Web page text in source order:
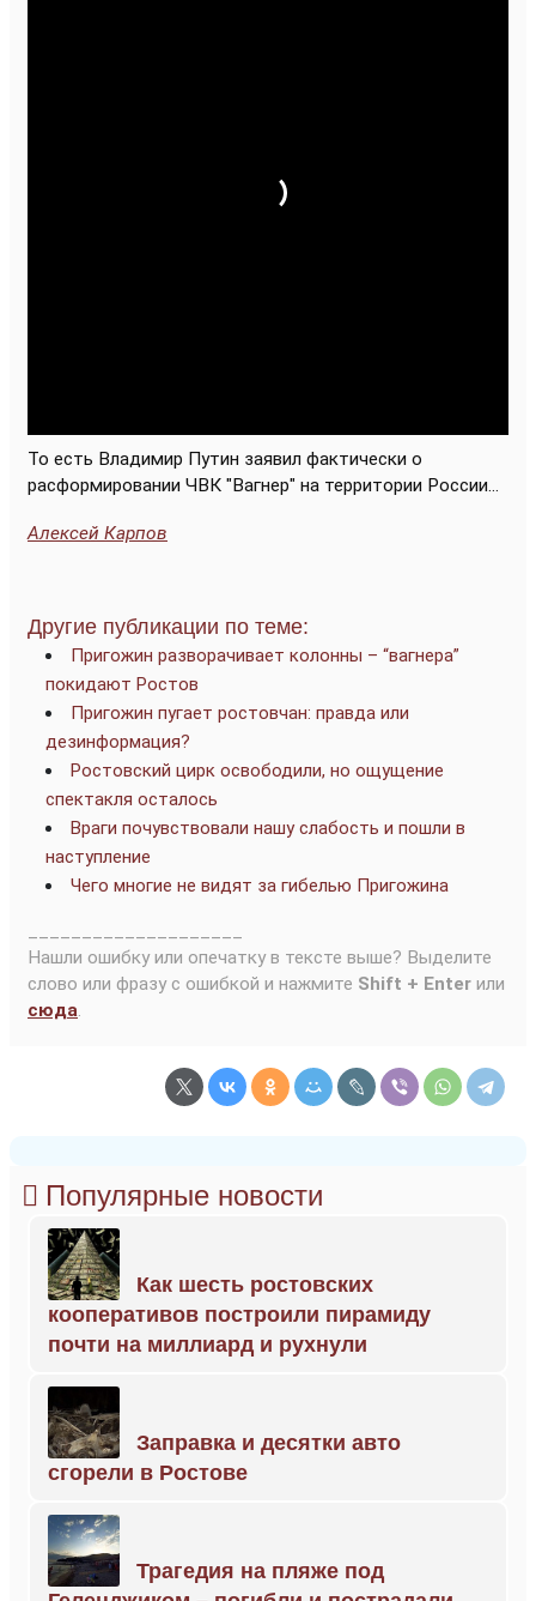
То есть Владимир Путин заявил фактически о
расформировании ЧВК "Вагнер" на территории России...
Алексей Карпов
Другие публикации по теме:
Пригожин разворачивает колонны – “вагнера”
покидают Ростов
Пригожин пугает ростовчан: правда или
дезинформация?
Ростовский цирк освободили, но ощущение
спектакля осталось
Враги почувствовали нашу слабость и пошли в
наступление
Чего многие не видят за гибелью Пригожина
Нашли ошибку или опечатку в тексте выше? Выделите
слово или фразу с ошибкой и нажмите Shift + Enter или
сюда.
Популярные новости
Как шесть ростовских
кооперативов построили пирамиду
почти на миллиард и рухнули
Заправка и десятки авто
сгорели в Ростове
Трагедия на пляже под